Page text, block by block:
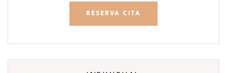
RESERVA CITA